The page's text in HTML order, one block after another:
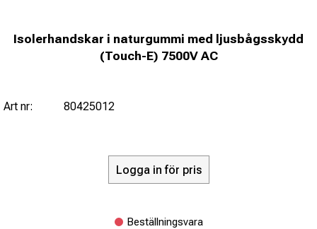
Isolerhandskar i naturgummi med ljusbågsskydd
(Touch-E) 7500V AC
Art nr: 80425012
Logga in för pris
Beställningsvara